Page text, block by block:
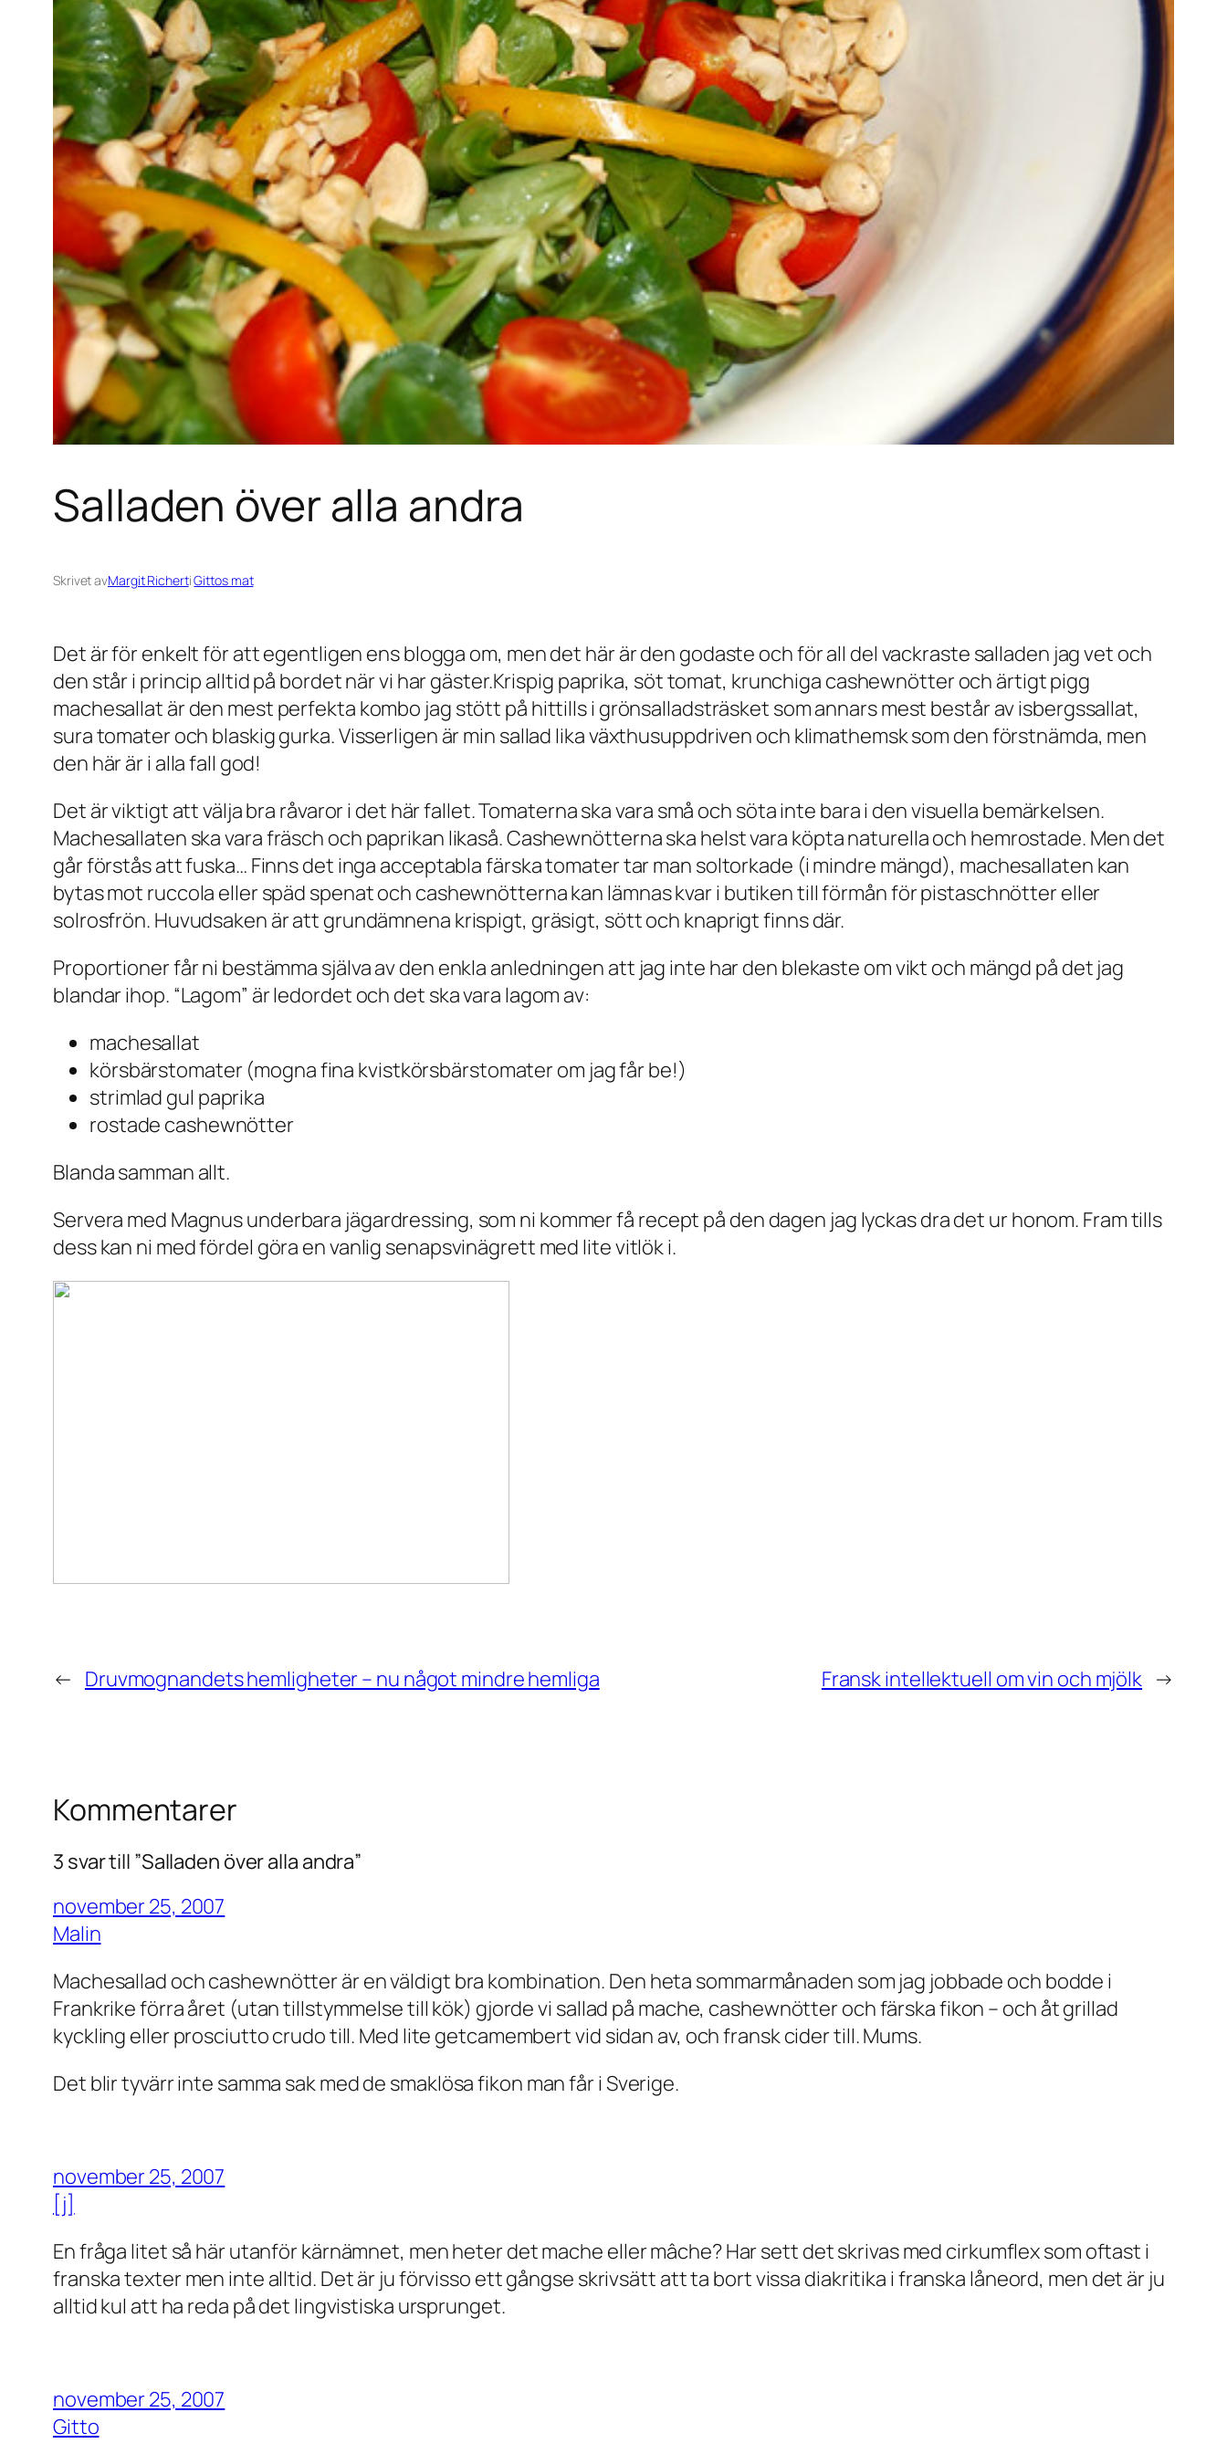
Salladen över alla andra
Skrivet avMargit RichertiGittos mat
Det är för enkelt för att egentligen ens blogga om, men det här är den godaste och för all del vackraste salladen jag vet och
den står i princip alltid på bordet när vi har gäster.Krispig paprika, söt tomat, krunchiga cashewnötter och ärtigt pigg
machesallat är den mest perfekta kombo jag stött på hittills i grönsalladsträsket som annars mest består av isbergssallat,
sura tomater och blaskig gurka. Visserligen är min sallad lika växthusuppdriven och klimathemsk som den förstnämda, men
den här är i alla fall god!
Det är viktigt att välja bra råvaror i det här fallet. Tomaterna ska vara små och söta inte bara i den visuella bemärkelsen.
Machesallaten ska vara fräsch och paprikan likaså. Cashewnötterna ska helst vara köpta naturella och hemrostade. Men det
går förstås att fuska… Finns det inga acceptabla färska tomater tar man soltorkade (i mindre mängd), machesallaten kan
bytas mot ruccola eller späd spenat och cashewnötterna kan lämnas kvar i butiken till förmån för pistaschnötter eller
solrosfrön. Huvudsaken är att grundämnena krispigt, gräsigt, sött och knaprigt finns där.
Proportioner får ni bestämma själva av den enkla anledningen att jag inte har den blekaste om vikt och mängd på det jag
blandar ihop. “Lagom” är ledordet och det ska vara lagom av:
machesallat
körsbärstomater (mogna fina kvistkörsbärstomater om jag får be!)
strimlad gul paprika
rostade cashewnötter
Blanda samman allt.
Servera med Magnus underbara jägardressing, som ni kommer få recept på den dagen jag lyckas dra det ur honom. Fram tills
dess kan ni med fördel göra en vanlig senapsvinägrett med lite vitlök i.
← Druvmognandets hemligheter – nu något mindre hemliga Fransk intellektuell om vin och mjölk →
Kommentarer
3 svar till ”Salladen över alla andra”
november 25, 2007
Malin
Machesallad och cashewnötter är en väldigt bra kombination. Den heta sommarmånaden som jag jobbade och bodde i
Frankrike förra året (utan tillstymmelse till kök) gjorde vi sallad på mache, cashewnötter och färska fikon – och åt grillad
kyckling eller prosciutto crudo till. Med lite getcamembert vid sidan av, och fransk cider till. Mums.
Det blir tyvärr inte samma sak med de smaklösa fikon man får i Sverige.
november 25, 2007
[j]
En fråga litet så här utanför kärnämnet, men heter det mache eller mâche? Har sett det skrivas med cirkumflex som oftast i
franska texter men inte alltid. Det är ju förvisso ett gångse skrivsätt att ta bort vissa diakritika i franska låneord, men det är ju
alltid kul att ha reda på det lingvistiska ursprunget.
november 25, 2007
Gitto